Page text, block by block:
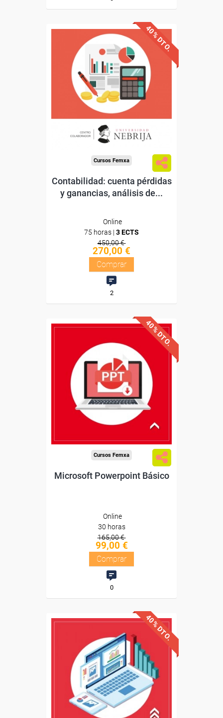
40% DTO.
Avalado y reconocido por
la
Universidad Nebrija
Sin requisitos de acceso
Doble titulación
Compra segura
Cursos Femxa
Contabilidad: cuenta pérdidas
y ganancias, análisis de...
Online
75 horas | 3 ECTS
450,00 €
270,00 €
Comprar
2
40% DTO.
Descuentos especiales
Sin requisitos de acceso
Diploma
Compra segura
Cursos Femxa
Microsoft Powerpoint Básico
Online
30 horas
165,00 €
99,00 €
Comprar
0
40% DTO.
Descuentos especiales
Sin requisitos de acceso
Diploma